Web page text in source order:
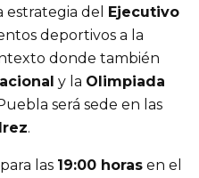
del Ejecutivo
deportivos a la
donde también
y la Olimpiada
será sede en las
.
las 19:00 horas en el